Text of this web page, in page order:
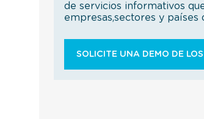
de servicios informativos
empresas,sectores y países
SOLICITE UNA DEMO DE